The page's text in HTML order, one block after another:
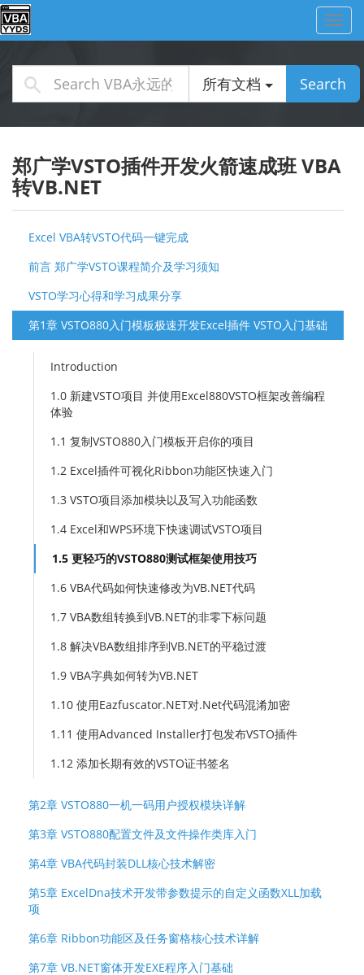
所有文档 Search
郑广学VSTO插件开发火箭速成班 VBA
转VB.NET
Excel VBA转VSTO代码一键完成
前言 郑广学VSTO课程简介及学习须知
VSTO学习心得和学习成果分享
第1章 VSTO880入门模板极速开发Excel插件 VSTO入门基础
Introduction
1.0 新建VSTO项目 并使用Excel880VSTO框架改善编程
体验
1.1 复制VSTO880入门模板开启你的项目
1.2 Excel插件可视化Ribbon功能区快速入门
1.3 VSTO项目添加模块以及写入功能函数
1.4 Excel和WPS环境下快速调试VSTO项目
1.5 更轻巧的VSTO880测试框架使用技巧
1.6 VBA代码如何快速修改为VB.NET代码
1.7 VBA数组转换到VB.NET的非零下标问题
1.8 解决VBA数组排序到VB.NET的平稳过渡
1.9 VBA字典如何转为VB.NET
1.10 使用Eazfuscator.NET对.Net代码混淆加密
1.11 使用Advanced Installer打包发布VSTO插件
1.12 添加长期有效的VSTO证书签名
第2章 VSTO880一机一码用户授权模块详解
第3章 VSTO880配置文件及文件操作类库入门
第4章 VBA代码封装DLL核心技术解密
第5章 ExcelDna技术开发带参数提示的自定义函数XLL加载
项
第6章 Ribbon功能区及任务窗格核心技术详解
第7章 VB.NET窗体开发EXE程序入门基础